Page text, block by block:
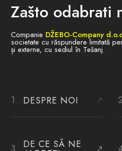
Zašto odabrati
Companie DŽEBO-Company
societate cu răspundere limitată
și externe, cu sediul în Tešanj.
DESPRE NOI
DE CE SĂ NE